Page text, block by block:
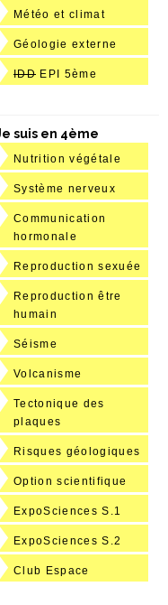
Météo et climat
Géologie externe
IDD EPI 5ème
suis en 4ème
Nutrition végétale
Système nerveux
Communication
hormonale
Reproduction sexuée
Reproduction être
humain
Séisme
Volcanisme
Tectonique des
plaques
Risques géologiques
Option scientifique
ExpoSciences S.1
ExpoSciences S.2
Club Espace